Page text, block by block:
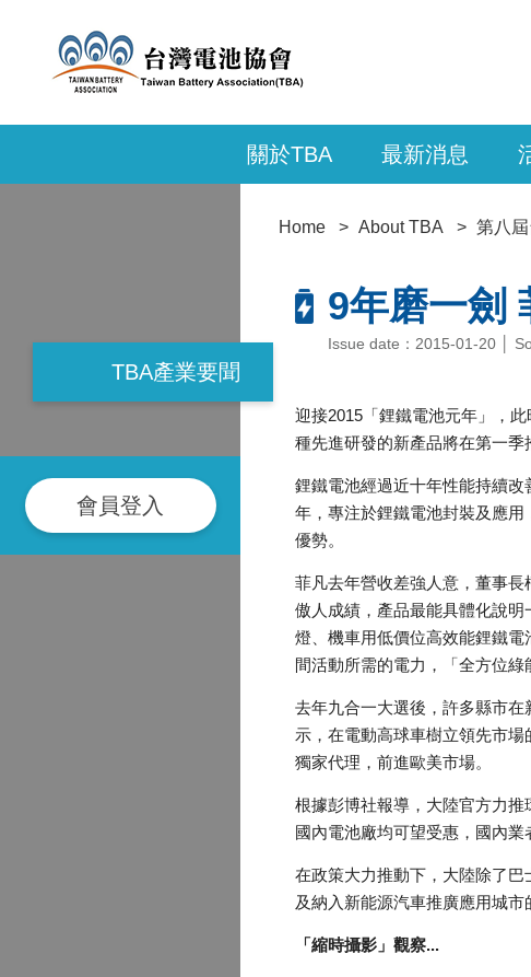
關於TBA 最新消息
TBA產業要聞
會員登入
Home About TBA 第八
9年磨一劍
Issue date：2015-01-20 │
迎接2015「鋰鐵電池元年」，
種先進研發的新產品將在第一季
鋰鐵電池經過近十年性能持續
年，專注於鋰鐵電池封裝及應
優勢。
菲凡去年營收差強人意，董事
傲人成績，產品最能具體化說
燈、機車用低價位高效能鋰鐵
間活動所需的電力，「全方位綠
去年九合一大選後，許多縣市
示，在電動高球車樹立領先市
獨家代理，前進歐美市場。
根據彭博社報導，大陸官方力
國內電池廠均可望受惠，國內業
在政策大力推動下，大陸除了
及納入新能源汽車推廣應用城
「縮時攝影」觀察...